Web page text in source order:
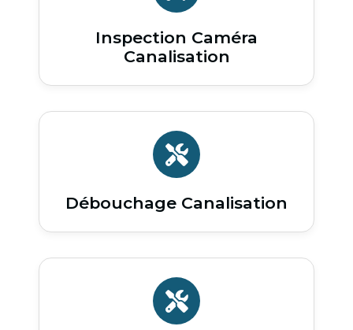
Inspection Caméra
Canalisation
Débouchage Canalisation